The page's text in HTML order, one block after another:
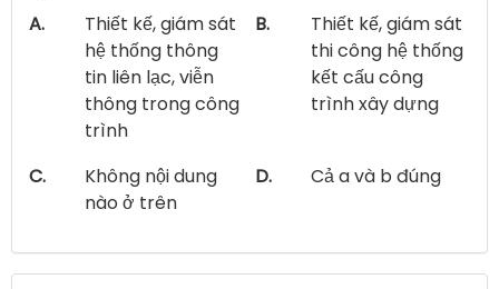
A.
Thiết kế, giám sát
hệ thống thông
tin liên lạc, viễn
thông trong công
trình
B.
Thiết kế, giám sát
thi công hệ thống
kết cấu công
trình xây dựng
C.
Không nội dung
nào ở trên
D. Cả a và b đúng